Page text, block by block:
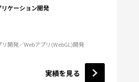
リケーション開発
開発 Webアプリ(WebGL)開発
実績を見る